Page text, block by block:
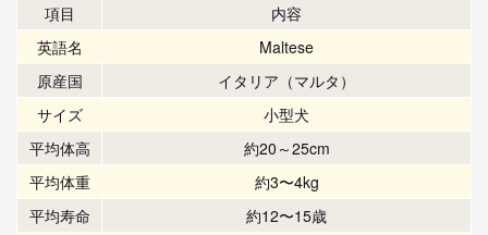
項目
内容
英語名
Maltese
原産国
イタリア（マルタ）
サイズ
小型犬
平均体高
約20～25cm
平均体重
約3〜4kg
平均寿命
約12〜15歳